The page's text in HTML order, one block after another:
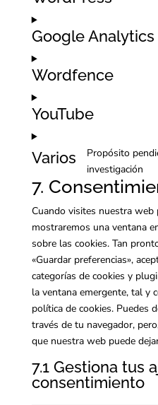
Google Analytics
Wordfence
YouTube
Varios
Propósito
investigación
7.
Cuando visites nuestra web
mostraremos una ventana
sobre las cookies. Tan
«Guardar preferencias»,
categorías de cookies y
la ventana emergente, tal y
política de cookies. Puedes
través de tu navegador,
que nuestra web puede
7.1 Gestiona tus
consentimiento